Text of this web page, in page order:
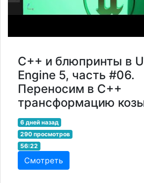
С++ и блюпринты в
Engine 5, часть #06.
Переносим в С++
трансформацию
6 дней назад
290 просмотров
56:22
Смотреть